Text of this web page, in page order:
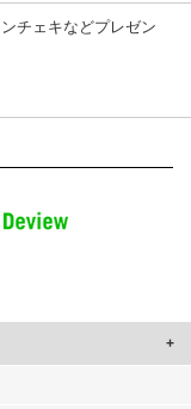
チェキなどプレゼン
せたコンテンツや広告の